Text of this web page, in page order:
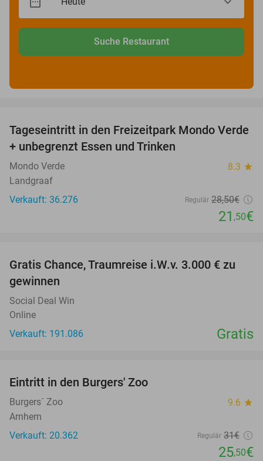
Suche Restaurant
25%
Tageseintritt in den Freizeitpark Mondo Verde
+ unbegrenzt Essen und Trinken
Mondo Verde 8.3 star
Landgraaf
Verkauft: 36.276
Regulär 28,50€
21 ,50€
Gratis Chance, Traumreise i.W.v. 3.000 € zu
gewinnen
Social Deal Win
Online
Verkauft: 191.086
Gratis
Eintritt in den Burgers' Zoo
Burgers´ Zoo 9.6 star
Arnhem
Verkauft: 20.362
Regulär 31€
25,50€